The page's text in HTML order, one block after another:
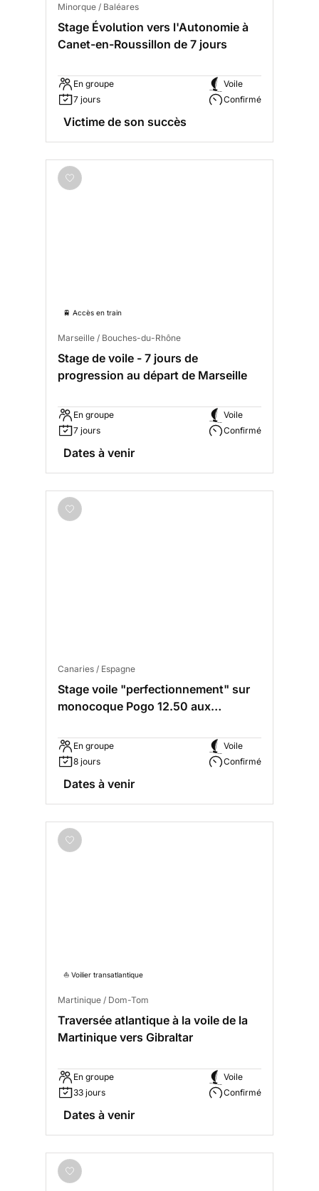
Minorque / Baléares
Stage Évolution vers l'Autonomie à
Canet-en-Roussillon de 7 jours
En groupe
7 jours
Voile
Confirmé
Victime de son succès
🚆 Accès en train
Marseille / Bouches-du-Rhône
Stage de voile - 7 jours de
progression au départ de Marseille
En groupe
7 jours
Voile
Confirmé
Dates à venir
Canaries / Espagne
Stage voile "perfectionnement" sur
monocoque Pogo 12.50 aux
En groupe
8 jours
Voile
Confirmé
Dates à venir
⛵️ Voilier transatlantique
Martinique / Dom-Tom
Traversée atlantique à la voile de la
Martinique vers Gibraltar
En groupe
33 jours
Voile
Confirmé
Dates à venir